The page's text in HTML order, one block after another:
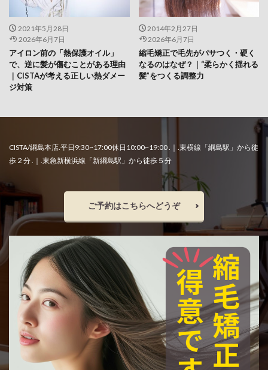
2021年5月28日
2026年6月7日
アイロン前の「熱保護オイル」
で、逆に髪が傷むことがある理由
｜CISTAが考える正しい熱ダメー
ジ対策
2014年2月27日
2026年6月7日
縮毛矯正で毛先がパサつく・硬く
なるのはなぜ？｜“柔らかく揺れる
髪”をつくる調整力
CISTA/綱島本店.平日9:30~17:00休日10:00~19:00 .｜.東横線「綱島駅」から徒
歩２分 .｜.東急新横浜線「新綱島駅」から徒歩５分
ご予約はこちらへどうぞ